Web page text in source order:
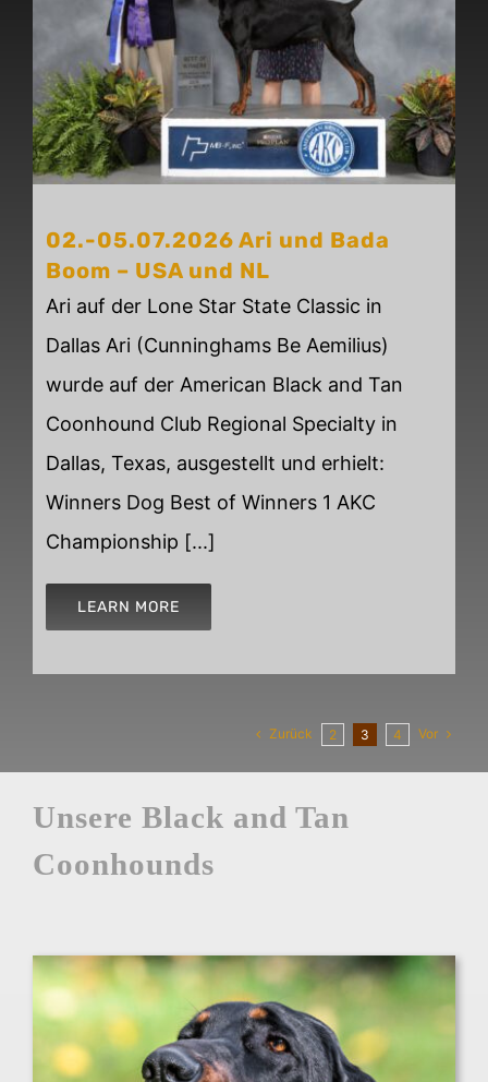
02.-05.07.2026 Ari und Bada
Boom – USA und NL
Ari auf der Lone Star State Classic in
Dallas Ari (Cunninghams Be Aemilius)
wurde auf der American Black and Tan
Coonhound Club Regional Specialty in
Dallas, Texas, ausgestellt und erhielt:
Winners Dog Best of Winners 1 AKC
Championship [...]
LEARN MORE
Zurück 2 3 4 Vor
Unsere Black and Tan
Coonhounds